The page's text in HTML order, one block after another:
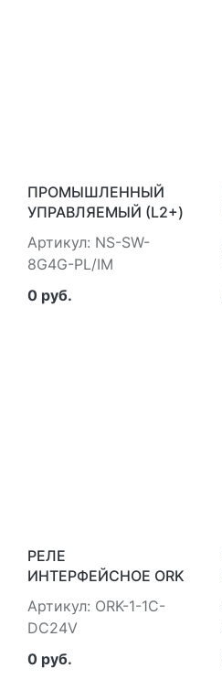
ПРОМЫШЛЕННЫЙ
УПРАВЛЯЕМЫЙ (L2+)
HIPOE КОММУТАТОР
GIGABIT ETHERNET
NST NS-SW-8G4G-
PL/IM
Артикул: NS-SW-
8G4G-PL/IM
0 руб.
РЕЛЕ
ИНТЕРФЕЙСНОЕ ORK
С РОЗЕТКОЙ 1C 24В
DC ONI IEK ORK-1-1C-
DC24V
Артикул: ORK-1-1C-
DC24V
0 руб.